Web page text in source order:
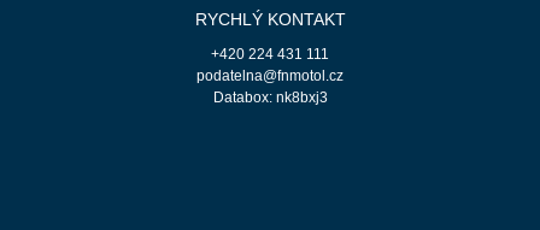
RYCHLÝ KONTAKT
+420 224 431 111
podatelna@fnmotol.cz
Databox: nk8bxj3